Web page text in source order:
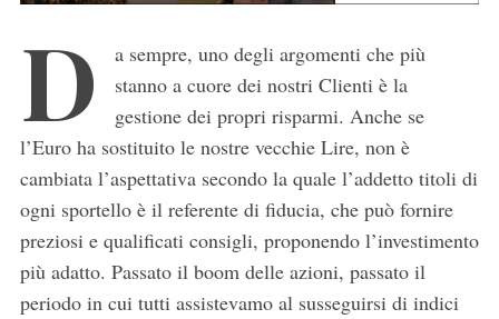
D
a sempre, uno degli argomenti che più
stanno a cuore dei nostri Clienti è la
gestione dei propri risparmi. Anche se
l’Euro ha sostituito le nostre vecchie Lire, non è
cambiata l’aspettativa secondo la quale l’addetto titoli di
ogni sportello è il referente di fiducia, che può fornire
preziosi e qualificati consigli, proponendo l’investimento
più adatto. Passato il boom delle azioni, passato il
periodo in cui tutti assistevamo al susseguirsi di indici